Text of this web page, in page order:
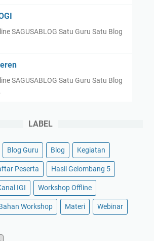
SAGUSABLOG Satu Guru Satu Blog
SAGUSABLOG Satu Guru Satu Blog
LABEL
Blog Guru Blog Kegiatan
Peserta Hasil Gelombang 5
IGI Workshop Offline
Workshop Materi Webinar